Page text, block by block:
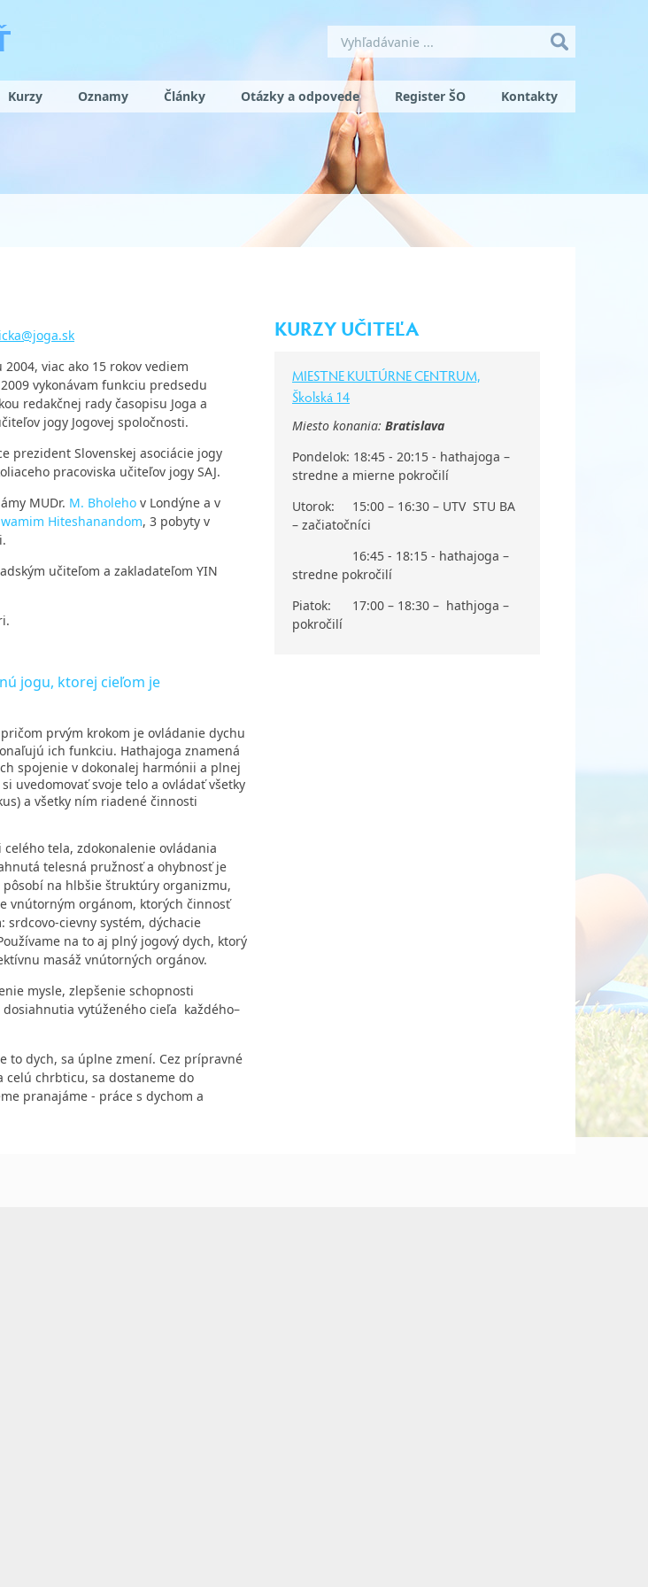
Kurzy Oznamy Články Otázky a odpovede Register ŠO Kontakty
viac ako 15 rokov vediem
vykonávam funkciu predsedu
redakčnej rady časopisu Joga a
jogy Jogovej spoločnosti.
prezident Slovenskej asociácie jogy
pracoviska učiteľov jogy SAJ.
MUDr. M. Bholeho v Londýne a v
wamim Hiteshanandom, 3 pobyty v
učiteľom a zakladateľom YIN
jogu, ktorej cieľom je
prvým krokom je ovládanie dychu
ich funkciu. Hathajoga znamená
spojenie v dokonalej harmónii a plnej
uvedomovať svoje telo a ovládať všetky
a všetky ním riadené činnosti
tela, zdokonalenie ovládania
telesná pružnosť a ohybnosť je
na hlbšie štruktúry organizmu,
vnútorným orgánom, ktorých činnosť
cievny systém, dýchacie
na to aj plný jogový dych, ktorý
masáž vnútorných orgánov.
mysle, zlepšenie schopnosti
vytúženého cieľa každého–
to dych, sa úplne zmení. Cez prípravné
celú chrbticu, sa dostaneme do
pranajáme - práce s dychom a
KURZY UČITEĽA
MIESTNE KULTÚRNE CENTRUM,
Školská 14
Miesto konania: Bratislava
Pondelok: 18:45 - 20:15 - hathajoga –
stredne a mierne pokročilí
Utorok: 15:00 – 16:30 – UTV STU BA
– začiatočníci
16:45 - 18:15 - hathajoga –
stredne pokročilí
Piatok: 17:00 – 18:30 – hathjoga –
pokročilí